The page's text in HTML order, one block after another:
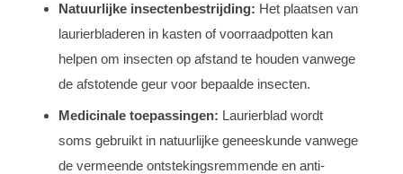
Natuurlijke insectenbestrijding: Het plaatsen van
laurierbladeren in kasten of voorraadpotten kan
helpen om insecten op afstand te houden vanwege
de afstotende geur voor bepaalde insecten.
Medicinale toepassingen: Laurierblad wordt
soms gebruikt in natuurlijke geneeskunde vanwege
de vermeende ontstekingsremmende en anti-